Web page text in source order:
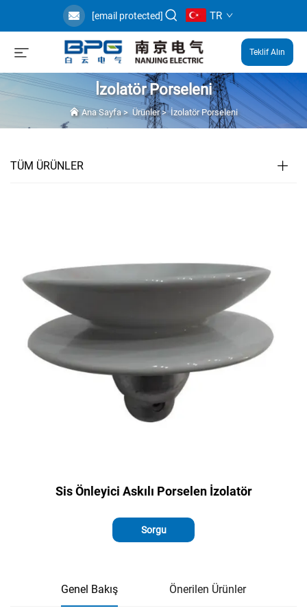
[email protected] TR
Teklif Alın
İzolatör Porseleni
Ana Sayfa> Ürünler>İzolatör Porseleni
TÜM ÜRÜNLER
Sis Önleyici Askılı Porselen İzolatör
Sorgu
Genel Bakış Önerilen Ürünler